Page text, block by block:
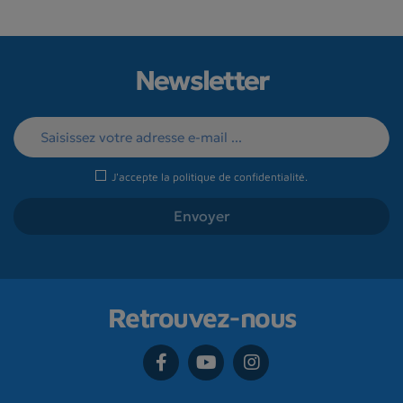
Newsletter
J'accepte la politique de confidentialité.
Retrouvez-nous